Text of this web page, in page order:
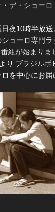
・デ・ショーロ
夜10時半放送
ョーロ専門ラ
組が始まりま
り ブラジルポ
を中心にお届